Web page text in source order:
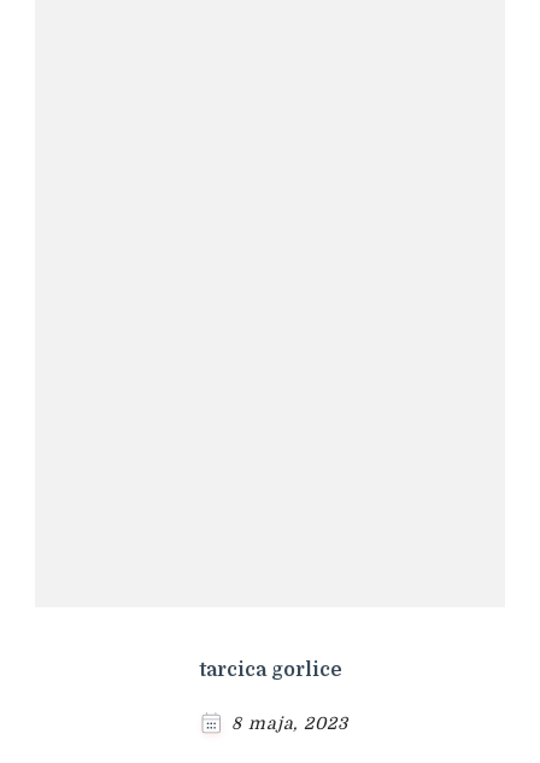
tarcica gorlice
8 maja, 2023